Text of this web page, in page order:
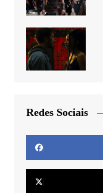
Redes Sociais